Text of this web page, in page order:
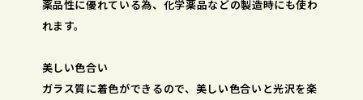
薬品性に優れている為、化学薬品などの製造時にも使わ
れます。
美しい色合い
ガラス質に着色ができるので、美しい色合いと光沢を楽